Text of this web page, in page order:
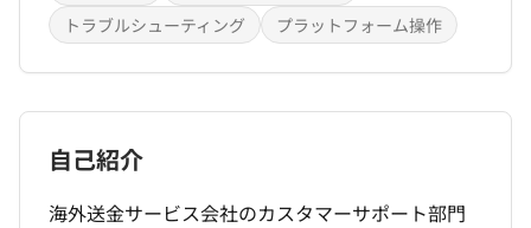
トラブルシューティング
プラットフォーム操作
自己紹介
海外送金サービス会社のカスタマーサポート部門